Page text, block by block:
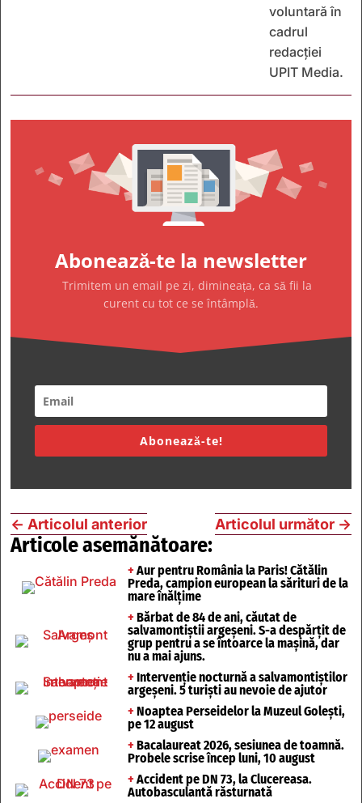
voluntară în
cadrul
redacției
UPIT Media.
Abonează-te la newsletter
Trimitem un email pe zi, dimineața, ca să fii la
curent cu tot ce se întâmplă.
Abonează-te!
← Articolul anterior Articolul următor →
Articole asemănătoare:
+ Aur pentru România la Paris! Cătălin
Preda, campion european la sărituri de la
mare înălțime
+ Bărbat de 84 de ani, căutat de
salvamontiștii argeșeni. S-a despărțit de
grup pentru a se întoarce la mașină, dar
nu a mai ajuns.
+ Intervenție nocturnă a salvamontiștilor
argeșeni. 5 turiști au nevoie de ajutor
+ Noaptea Perseidelor la Muzeul Golești,
pe 12 august
+ Bacalaureat 2026, sesiunea de toamnă.
Probele scrise încep luni, 10 august
+ Accident pe DN 73, la Clucereasa.
Autobasculantă răsturnată